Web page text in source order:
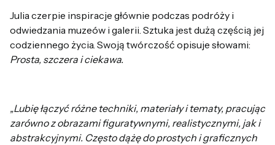
Julia czerpie inspiracje głównie podczas podróży i
odwiedzania muzeów i galerii. Sztuka jest dużą częścią jej
codziennego życia. Swoją twórczość opisuje słowami:
Prosta, szczera i ciekawa.
„Lubię łączyć różne techniki, materiały i tematy, pracując
zarówno z obrazami figuratywnymi, realistycznymi, jak i
abstrakcyjnymi. Często dążę do prostych i graficznych